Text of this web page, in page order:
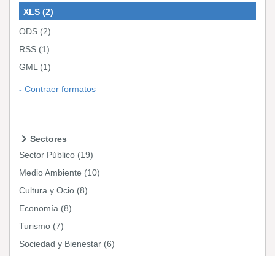
XLS (2)
ODS (2)
RSS (1)
GML (1)
Contraer formatos
Sectores
Sector Público (19)
Medio Ambiente (10)
Cultura y Ocio (8)
Economía (8)
Turismo (7)
Sociedad y Bienestar (6)